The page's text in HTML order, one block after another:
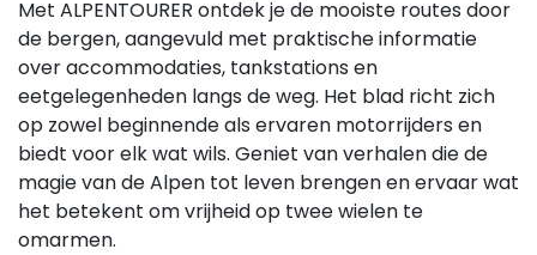
Met ALPENTOURER ontdek je de mooiste routes door
de bergen, aangevuld met praktische informatie
over accommodaties, tankstations en
eetgelegenheden langs de weg. Het blad richt zich
op zowel beginnende als ervaren motorrijders en
biedt voor elk wat wils. Geniet van verhalen die de
magie van de Alpen tot leven brengen en ervaar wat
het betekent om vrijheid op twee wielen te
omarmen.